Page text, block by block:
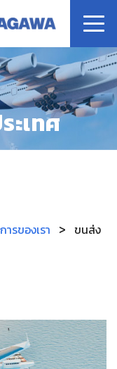
TH
ะเทศ
ารของเรา > ขนส่ง